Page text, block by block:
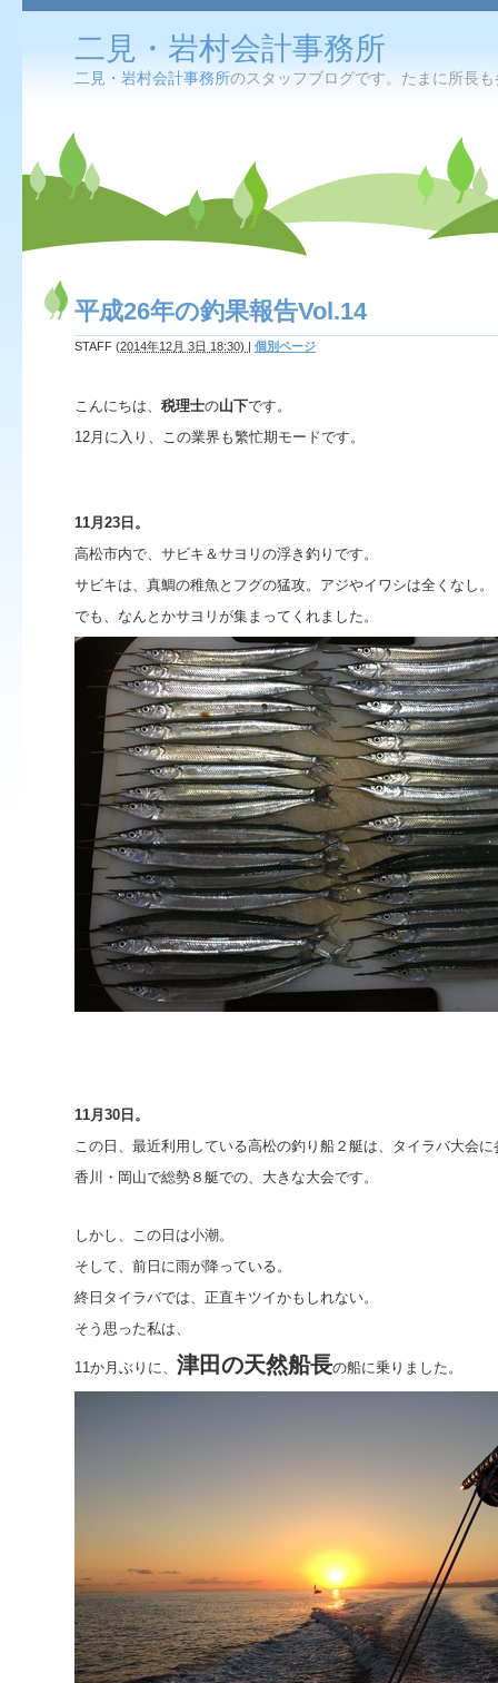
二見・岩村会計事務所
二見・岩村会計事務所のスタッフブログです。たまに所長
平成26年の釣果報告Vol.14
STAFF (2014年12月 3日 18:30) | 個別ページ
こんにちは、 税理士の山下です。
12月に入り、この業界も繁忙期モードです。
11月23日。
高松市内で、サビキ＆サヨリの浮き釣りです。
サビキは、真鯛の稚魚とフグの猛攻。アジやイワシは全くなし。
でも、なんとかサヨリが集まってくれました。
11月30日。
この日、最近利用している高松の釣り船２艇は、タイラバ大会に
香川・岡山で総勢８艇での、大きな大会です。
しかし、この日は小潮。
そして、前日に雨が降っている。
終日タイラバでは、正直キツイかもしれない。
そう思った私は、
11か月ぶりに、 津田の天然船長の船に乗りました。